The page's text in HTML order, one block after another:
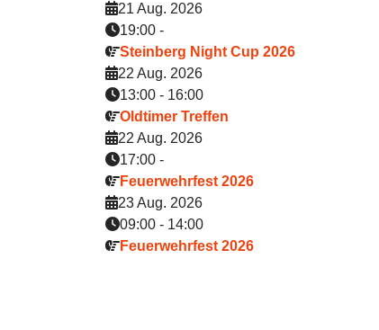
21 Aug. 2026
19:00 -
Steinberg Night Cup 2026
22 Aug. 2026
13:00 - 16:00
Oldtimer Treffen
22 Aug. 2026
17:00 -
Feuerwehrfest 2026
23 Aug. 2026
09:00 - 14:00
Feuerwehrfest 2026